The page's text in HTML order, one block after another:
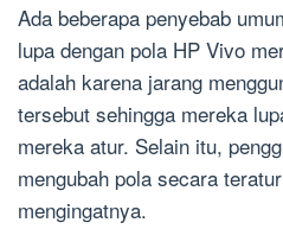
Ada beberapa penyebab
lupa dengan pola HP Vivo
adalah karena jarang
tersebut sehingga mereka
mereka atur. Selain itu,
mengubah pola secara
mengingatnya.